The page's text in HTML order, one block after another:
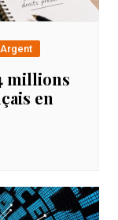
millions
en